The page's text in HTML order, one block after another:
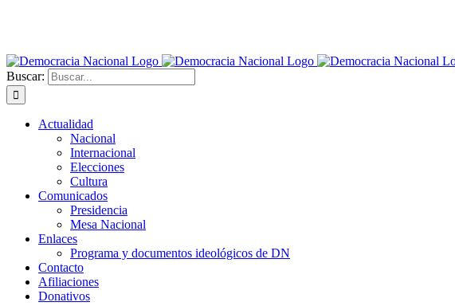
Buscar:
Actualidad
Nacional
Internacional
Elecciones
Cultura
Comunicados
Presidencia
Mesa Nacional
Enlaces
Programa y documentos ideológicos de DN
Contacto
Afiliaciones
Donativos